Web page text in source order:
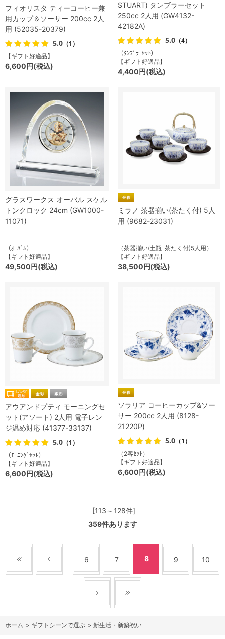
フィオリスタ ティーコーヒー兼
用カップ＆ソーサー 200cc 2人
用 (52035-20379)
5.0 （1）
【ギフト好適品】
6,600円(税込)
STUART) タンブラーセット
250cc 2人用 (GW4132-
42182A)
5.0 （4）
（ﾀﾝﾌﾞﾗｰｾｯﾄ）
【ギフト好適品】
4,400円(税込)
グラスワークス オーバル スケル
トンクロック 24cm (GW1000-
11071)
（ｵｰﾊﾞﾙ）
【ギフト好適品】
49,500円(税込)
ミラノ 茶器揃い(茶たく付) 5人
用 (9682-23031)
（茶器揃い(土瓶･茶たく付)5人用）
【ギフト好適品】
38,500円(税込)
アウアンドプティ モーニングセ
ット(アソート) 2人用 電子レン
ジ温め対応 (41377-33137)
5.0 （1）
（ﾓｰﾆﾝｸﾞｾｯﾄ）
【ギフト好適品】
6,600円(税込)
ソラリア コーヒーカップ&ソー
サー 200cc 2人用 (8128-
21220P)
5.0 （1）
（2客ｾｯﾄ）
【ギフト好適品】
6,600円(税込)
[113～128件]
359件あります
6 7 8 9 10
ホーム > ギフトシーンで選ぶ > 新生活・新築祝い